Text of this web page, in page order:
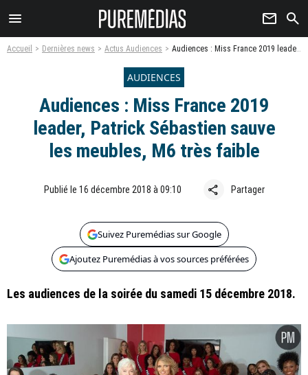
menu newsletter search
Accueil Dernières news Actus Audiences Audiences : Miss France 2019 leader, Patrick Sébastien sauve les meubles, M6 très faible
AUDIENCES
Audiences : Miss France 2019
leader, Patrick Sébastien sauve
les meubles, M6 très faible
Publié le 16 décembre 2018 à 09:10 share Partager
Suivez Puremédias sur Google
Ajoutez Puremédias à vos sources préférées
Les audiences de la soirée du samedi 15 décembre 2018.